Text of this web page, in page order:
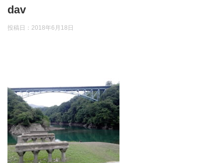
dav
投稿日： 2018年6月18日